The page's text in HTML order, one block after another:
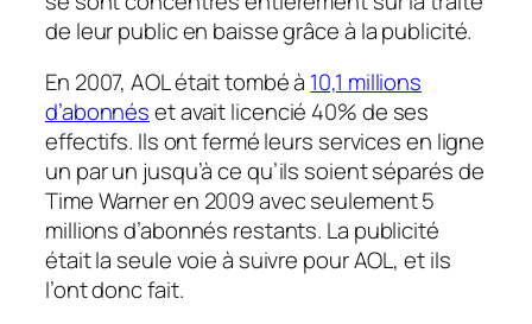
de leur public en baisse grâce à la publicité.
En 2007, AOL était tombé à 10,1 millions
d’abonnéset avait licencié 40% de ses
effectifs. Ils ont fermé leurs services en ligne
un par un jusqu’à ce qu’ils soient séparés de
Time Warner en 2009 avec seulement 5
millions d’abonnés restants. La publicité
était la seule voie à suivre pour AOL, et ils
l’ont donc fait.